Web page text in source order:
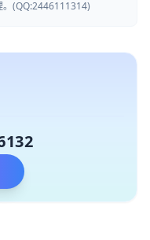
(QQ:2446111314)